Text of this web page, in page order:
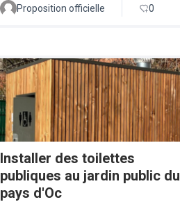
Proposition officielle 0
Installer des toilettes
publiques au jardin public du
pays d'Oc